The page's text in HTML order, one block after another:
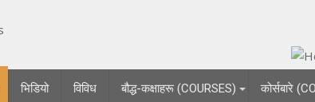
भिडियो विविध बौद्ध-कक्षाहरू (COURSES) कोर्सबारे